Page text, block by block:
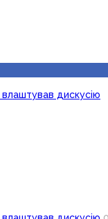
дискусію